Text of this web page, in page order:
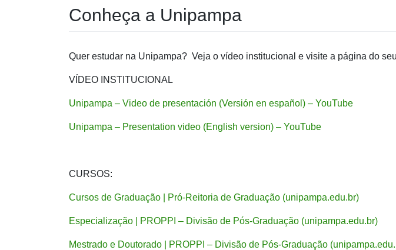
Conheça a Unipampa
Quer estudar na Unipampa? Veja o vídeo institucional e visite a página do
VÍDEO INSTITUCIONAL
Unipampa – Video de presentación (Versión en español) – YouTube
Unipampa – Presentation video (English version) – YouTube
CURSOS:
Cursos de Graduação | Pró-Reitoria de Graduação (unipampa.edu.br)
Especialização | PROPPI – Divisão de Pós-Graduação (unipampa.edu.br)
Mestrado e Doutorado | PROPPI – Divisão de Pós-Graduação